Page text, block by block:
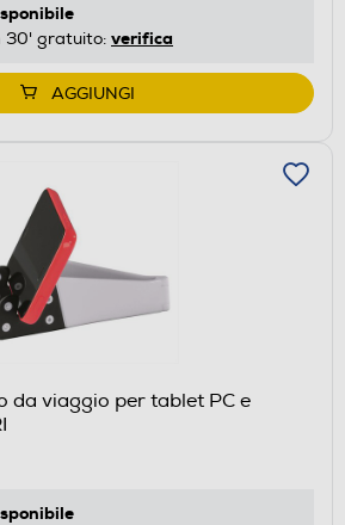
30' gratuito: verifica
AGGIUNGI
da viaggio per tablet PC e